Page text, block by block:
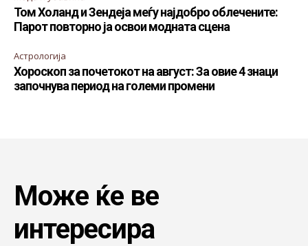
Том Холанд и Зендеја меѓу најдобро облечените:
Парот повторно ја освои модната сцена
Астрологија
Хороскоп за почетокот на август: За овие 4 знаци
започнува период на големи промени
Може ќе ве
интересира